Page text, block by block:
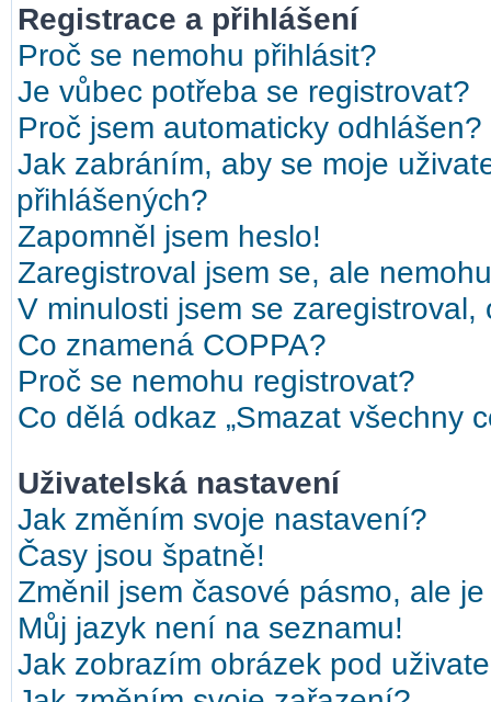
Registrace a přihlášení
Proč se nemohu přihlásit?
Je vůbec potřeba se registrovat?
Proč jsem automaticky odhlášen?
Jak zabráním, aby se moje
přihlášených?
Zapomněl jsem heslo!
Zaregistroval jsem se, ale
V minulosti jsem se
Co znamená COPPA?
Proč se nemohu registrovat?
Co dělá odkaz „Smazat všechny
Uživatelská nastavení
Jak změním svoje nastavení?
Časy jsou špatně!
Změnil jsem časové pásmo, ale
Můj jazyk není na seznamu!
Jak zobrazím obrázek pod